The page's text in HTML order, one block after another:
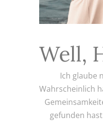
Well,
Ich glaube
Wahrscheinlich
gefunden